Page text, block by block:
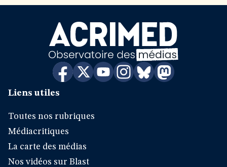
Liens utiles
Toutes nos rubriques
Médiacritiques
La carte des médias
Nos vidéos sur Blast